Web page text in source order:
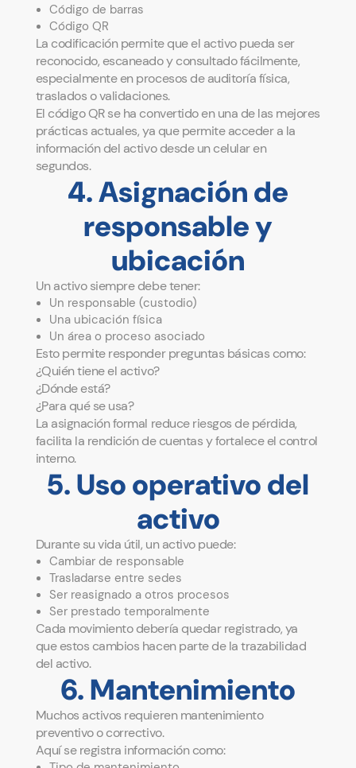
Código de barras
Código QR
La codificación permite que el activo pueda ser
reconocido, escaneado y consultado fácilmente,
especialmente en procesos de auditoría física,
traslados o validaciones.
El código QR se ha convertido en una de las mejores
prácticas actuales, ya que permite acceder a la
información del activo desde un celular en
segundos.
4. Asignación de
responsable y
ubicación
Un activo siempre debe tener:
Un responsable (custodio)
Una ubicación física
Un área o proceso asociado
Esto permite responder preguntas básicas como:
¿Quién tiene el activo?
¿Dónde está?
¿Para qué se usa?
La asignación formal reduce riesgos de pérdida,
facilita la rendición de cuentas y fortalece el control
interno.
5. Uso operativo del
activo
Durante su vida útil, un activo puede:
Cambiar de responsable
Trasladarse entre sedes
Ser reasignado a otros procesos
Ser prestado temporalmente
Cada movimiento debería quedar registrado, ya
que estos cambios hacen parte de la trazabilidad
del activo.
6. Mantenimiento
Muchos activos requieren mantenimiento
preventivo o correctivo.
Aquí se registra información como: